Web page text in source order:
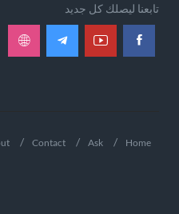
تابعنا ليصلك كل جديد
Home
Ask
Contact